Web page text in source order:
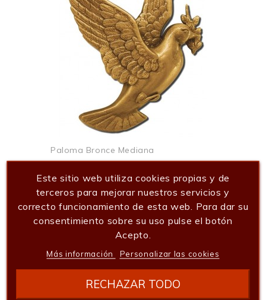
1.2 Cm
0.330 Kg
Paloma Bronce Mediana
Añadir al carrito
Este sitio web utiliza cookies propias y de
terceros para mejorar nuestros servicios y
correcto funcionamiento de esta web. Para dar su
consentimiento sobre su uso pulse el botón
Acepto.
Más información Personalizar las cookies
RECHAZAR TODO